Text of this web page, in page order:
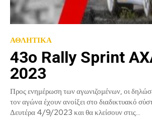
ΑΘΛΗΤΙΚΑ
43ο Rally Sprint
2023
Προς ενημέρωση των αγωνιζομένων, οι
τον αγώνα έχουν ανοίξει στο διαδικτυακό
Δευτέρα 4/9/2023 και θα κλείσουν στις...